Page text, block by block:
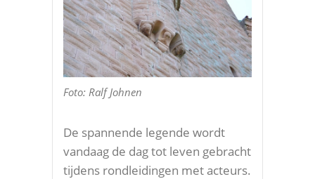
Foto: Ralf Johnen
De spannende legende wordt
vandaag de dag tot leven gebracht
tijdens rondleidingen met acteurs.